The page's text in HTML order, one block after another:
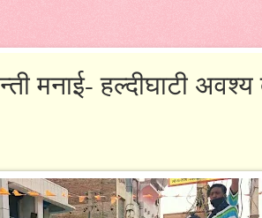
मनाई- हल्दीघाटी